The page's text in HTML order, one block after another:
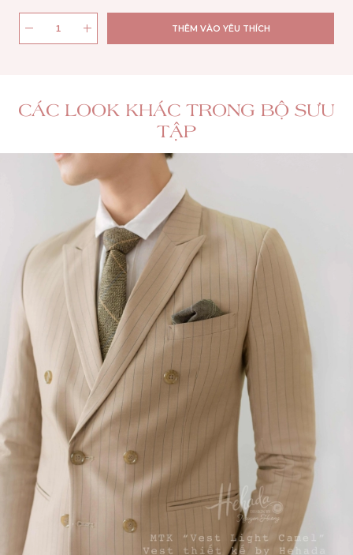
THÊM VÀO YÊU THÍCH
CÁC LOOK KHÁC TRONG BỘ SƯU
TẬP